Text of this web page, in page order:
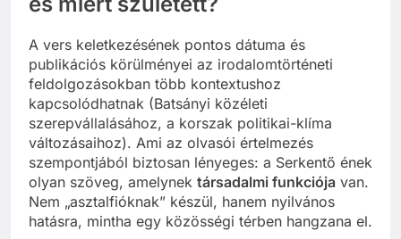
A vers keletkezésének pontos dátuma és
publikációs körülményei az irodalomtörténeti
feldolgozásokban több kontextushoz
kapcsolódhatnak (Batsányi közéleti
szerepvállalásához, a korszak politikai-klíma
változásaihoz). Ami az olvasói értelmezés
szempontjából biztosan lényeges: a Serkentő ének
olyan szöveg, amelynek társadalmi funkciója van.
Nem „asztalfióknak” készül, hanem nyilvános
hatásra, mintha egy közösségi térben hangzana el.